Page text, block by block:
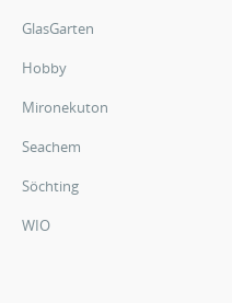
GlasGarten
Hobby
Mironekuton
Seachem
Söchting
WIO